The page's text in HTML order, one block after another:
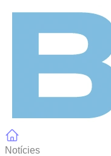
Notícies